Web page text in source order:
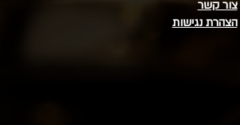
צור קשר
הצהרת נגישות